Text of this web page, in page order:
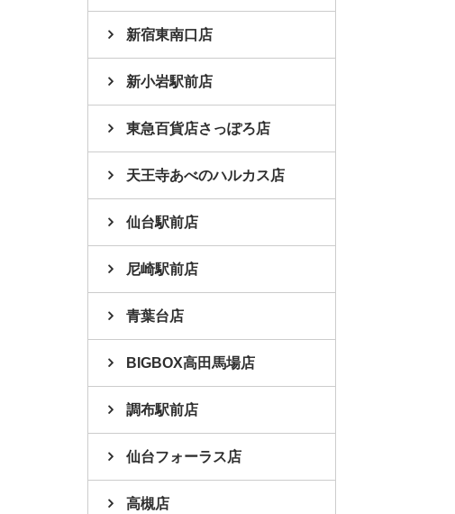
新宿東南口店
新小岩駅前店
東急百貨店さっぽろ店
天王寺あべのハルカス店
仙台駅前店
尼崎駅前店
青葉台店
BIGBOX高田馬場店
調布駅前店
仙台フォーラス店
高槻店